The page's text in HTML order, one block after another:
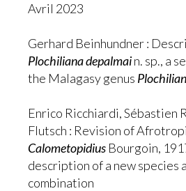
Avril 2023
Gerhard Beinhundner :
Plochiliana depalmain. sp., a
the Malagasy genus
Enrico Ricchiardi, Sébastien
Flutsch : Revision of
Calometopidius Bourgoin,
description of a new species
combination